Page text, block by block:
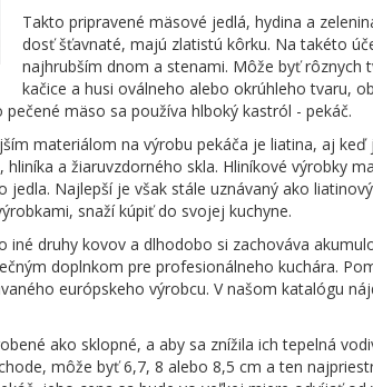
Takto pripravené mäsové jedlá, hydina a
dosť šťavnaté, majú zlatistú kôrku. Na takéto
najhrubším dnom a stenami. Môže byť rôznych
kačice a husi oválneho alebo okrúhleho tvaru,
mäso sa používa hlboký kastról - pekáč.
materiálom na výrobu pekáča je liatina, aj
a žiaruvzdorného skla. Hliníkové výrobky
Najlepší je však stále uznávaný ako
snaží kúpiť do svojej kuchyne.
iné druhy kovov a dlhodobo si zachováva
doplnkom pre profesionálneho kuchára.
európskeho výrobcu. V našom katalógu
ako sklopné, a aby sa znížila ich tepelná
môže byť 6,7, 8 alebo 8,5 cm a ten